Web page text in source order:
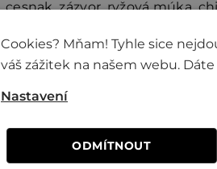
cesnak, zázvor, ryžová múka,
stopyškrupinových plodov,
zeleru, horčice.
Skladujte pri teplote od +2 do
spotrebujte do 7 dní.
Cookies? Mňam! Tyhle sice
váš zážitek na našem webu. Dáte
ODMÍTNOUT
Nastavení